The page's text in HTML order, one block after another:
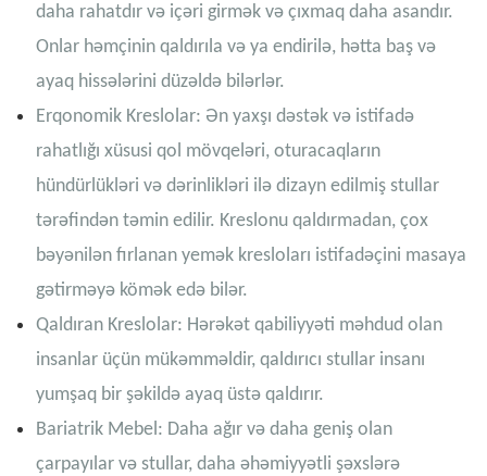
daha rahatdır və içəri girmək və çıxmaq daha asandır.
Onlar həmçinin qaldırıla və ya endirilə, hətta baş və
ayaq hissələrini düzəldə bilərlər.
Erqonomik Kreslolar: Ən yaxşı dəstək və istifadə
rahatlığı xüsusi qol mövqeləri, oturacaqların
hündürlükləri və dərinlikləri ilə dizayn edilmiş stullar
tərəfindən təmin edilir. Kreslonu qaldırmadan, çox
bəyənilən fırlanan yemək kresloları istifadəçini masaya
gətirməyə kömək edə bilər.
Qaldıran Kreslolar: Hərəkət qabiliyyəti məhdud olan
insanlar üçün mükəmməldir, qaldırıcı stullar insanı
yumşaq bir şəkildə ayaq üstə qaldırır.
Bariatrik Mebel: Daha ağır və daha geniş olan
çarpayılar və stullar, daha əhəmiyyətli şəxslərə